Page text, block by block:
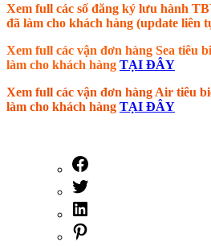
Xem full các số đăng ký lưu hành
đã làm cho khách hàng (update liên
Xem full các vận đơn hàng Sea tiêu
làm cho khách hàng TẠI ĐÂY
Xem full các vận đơn hàng Air tiêu
làm cho khách hàng TẠI ĐÂY